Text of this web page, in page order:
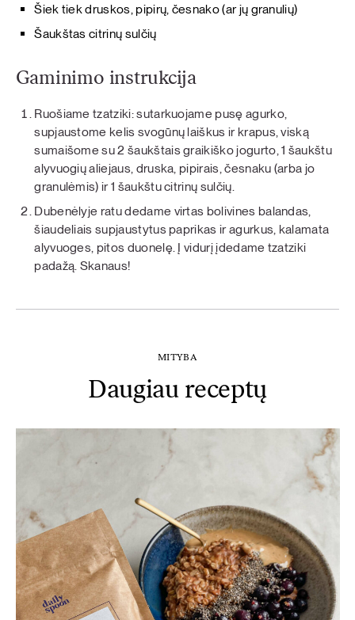
Šiek tiek druskos, pipirų, česnako (ar jų granulių)
Šaukštas citrinų sulčių
Gaminimo instrukcija
Ruošiame tzatziki: sutarkuojame pusę agurko,
supjaustome kelis svogūnų laiškus ir krapus, viską
sumaišome su 2 šaukštais graikiško jogurto, 1 šaukštu
alyvuogių aliejaus, druska, pipirais, česnaku (arba jo
granulėmis) ir 1 šaukštu citrinų sulčių.
Dubenėlyje ratu dedame virtas bolivines balandas,
šiaudeliais supjaustytus paprikas ir agurkus, kalamata
alyvuoges, pitos duonelę. Į vidurį įdedame tzatziki
padažą. Skanaus!
MITYBA
Daugiau receptų